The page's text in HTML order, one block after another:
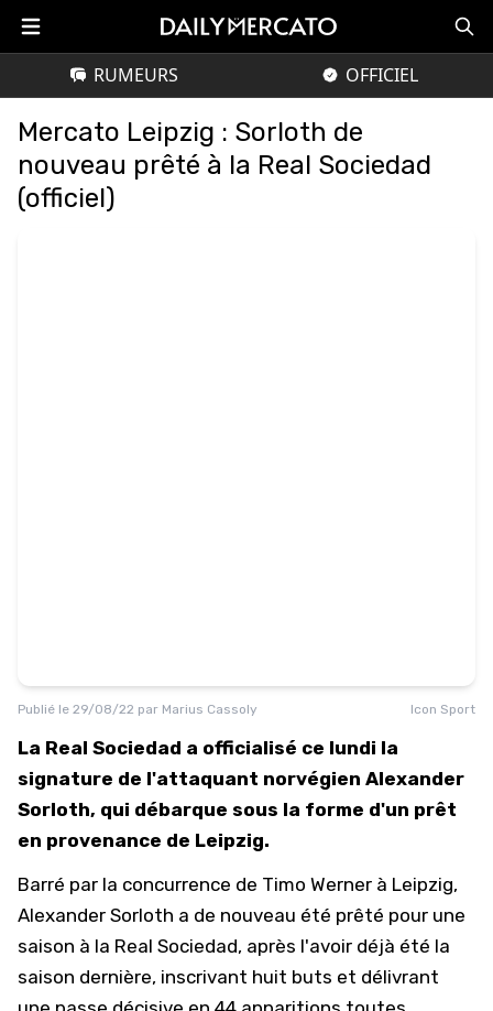
RUMEURS OFFICIEL
Mercato Leipzig : Sorloth de
nouveau prêté à la Real Sociedad
(officiel)
Publié le 29/08/22 par Marius Cassoly Icon Sport
La Real Sociedad a officialisé ce lundi la
signature de l'attaquant norvégien Alexander
Sorloth, qui débarque sous la forme d'un prêt
en provenance de Leipzig.
Barré par la concurrence de Timo Werner à Leipzig,
Alexander Sorloth a de nouveau été prêté pour une
saison à la Real Sociedad, après l'avoir déjà été la
saison dernière, inscrivant huit buts et délivrant